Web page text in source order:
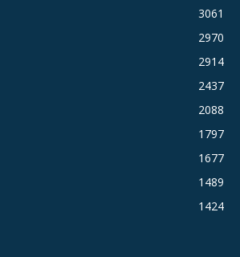
3061
2970
2914
2437
2088
1797
1677
1489
1424